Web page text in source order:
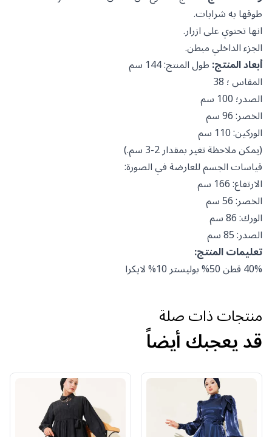
طوقها به شرابات.
انها تحتوي على ازرار.
الجزء الداخلي مبطن.
أبعاد المنتج:طول المنتج: 144 سم
المقاس ؛ 38
الصدر؛ 100 سم
الخصر: 96 سم
الوركين: 110 سم
(يمكن ملاحظة تغير بمقدار 2-3 سم.)
قياسات الجسم للعارضة في الصورة:
الارتفاع: 166 سم
الخصر: 56 سم
الورك: 86 سم
الصدر: 85 سم
تعليمات المنتج:
40% قطن 50% بوليستر 10% لايكرا
منتجات ذات صلة
قد يعجبك أيضاً